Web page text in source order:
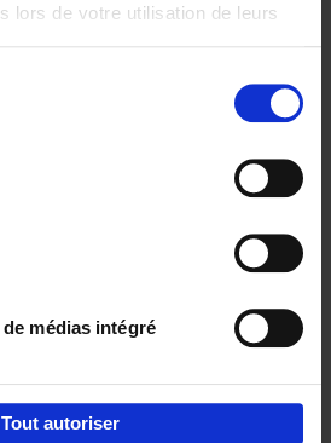
lors de votre utilisation de leurs
médias intégré
Tout autoriser
marketing like a PRO -
revised edition (EN)